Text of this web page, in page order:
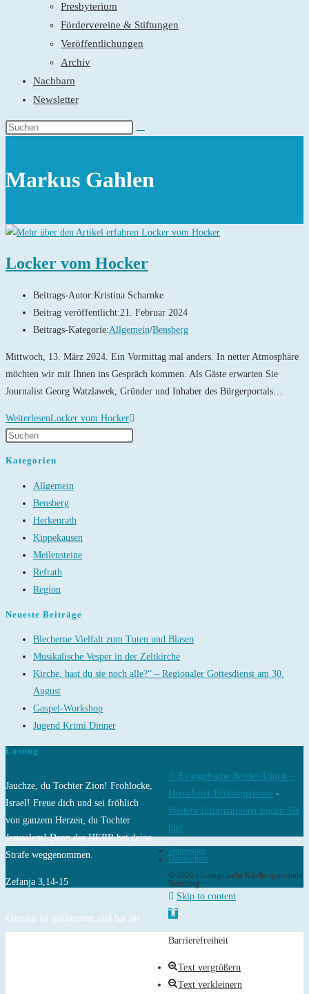
Presbyterium
Fördervereine & Stiftungen
Veröffentlichungen
Archiv
Nachbarn
Newsletter
Markus Gahlen
Locker vom Hocker
Beitrags-Autor:Kristina Scharnke
Beitrag veröffentlicht:21. Februar 2024
Beitrags-Kategorie:Allgemein/Bensberg
Mittwoch, 13. März 2024. Ein Vormittag mal anders. In netter Atmosphäre
möchten wir mit Ihnen ins Gespräch kommen. Als Gäste erwarten Sie
Journalist Georg Watzlawek, Gründer und Inhaber des Bürgerportals…
WeiterlesenLocker vom Hocker
Kategorien
Allgemein
Bensberg
Herkenrath
Kippekausen
Meilensteine
Refrath
Region
Neueste Beiträge
Blecherne Vielfalt zum Tuten und Blasen
Musikalische Vesper in der Zeltkirche
Kirche, hast du sie noch alle?“ – Regionaler Gottesdienst am 30.
August
Gospel-Workshop
Jugend Krimi Dinner
Losung
Jauchze, du Tochter Zion! Frohlocke,
Israel! Freue dich und sei fröhlich
von ganzem Herzen, du Tochter
Jerusalem! Denn der HERR hat deine
Strafe weggenommen.
Zefanja 3,14-15
Christus ist gekommen und hat im
© Evangelische Brüder-Unität –
Herrnhuter Brüdergemeine -
Weitere Informationen finden Sie
hier
Impressum
Datenschutz
© 2026 - Evangelische Kirchengemeinde
Bensberg
Skip to content
Open toolbar
Barrierefreiheit
Text vergrößern
Text verkleinern